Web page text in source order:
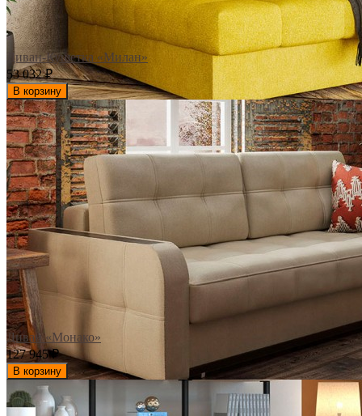
Диван-Кушетка «Милан»
53 032₽
В корзину
Диван «Монако»
127 945 ₽
В корзину